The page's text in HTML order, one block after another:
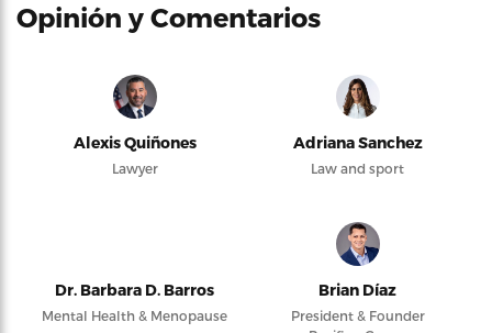
Opinión y Comentarios
Alexis Quiñones
Lawyer
Adriana Sanchez
Law and sport
Dr. Barbara D. Barros
Mental Health & Menopause
Brian Díaz
President & Founder